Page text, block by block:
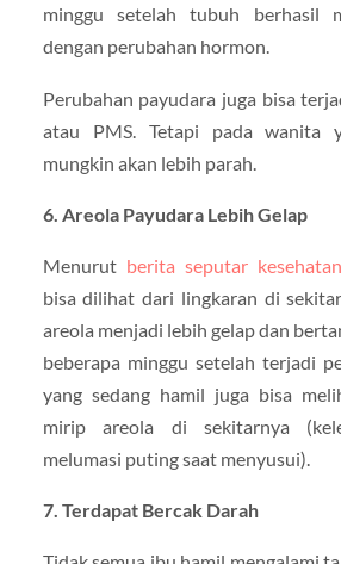
minggu setelah tubuh berhasil
dengan perubahan hormon.
Perubahan payudara juga bisa
atau PMS. Tetapi pada wanita
mungkin akan lebih parah.
6. Areola Payudara Lebih Gelap
Menurut berita seputar kesehatan
bisa dilihat dari lingkaran di
areola menjadi lebih gelap dan
beberapa minggu setelah terjadi
yang sedang hamil juga bisa
mirip areola di sekitarnya
melumasi puting saat menyusui).
7. Terdapat Bercak Darah